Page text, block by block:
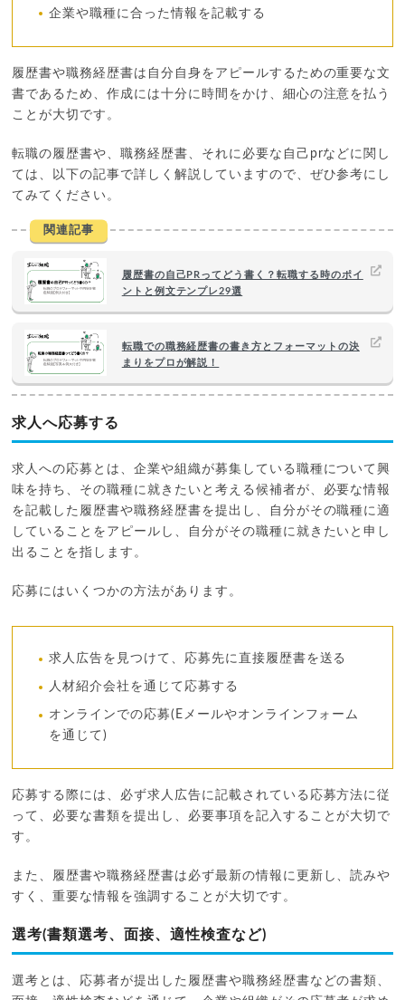
企業や職種に合った情報を記載する
履歴書や職務経歴書は自分自身をアピールするための重要な文
書であるため、作成には十分に時間をかけ、細心の注意を払う
ことが大切です。
転職の履歴書や、職務経歴書、それに必要な自己prなどに関し
ては、以下の記事で詳しく解説していますので、ぜひ参考にし
てみてください。
関連記事
履歴書の自己PRってどう書く？転職する時のポイ
ントと例文テンプレ29選
転職での職務経歴書の書き方とフォーマットの決
まりをプロが解説！
求人へ応募する
求人への応募とは、企業や組織が募集している職種について興
味を持ち、その職種に就きたいと考える候補者が、必要な情報
を記載した履歴書や職務経歴書を提出し、自分がその職種に適
していることをアピールし、自分がその職種に就きたいと申し
出ることを指します。
応募にはいくつかの方法があります。
求人広告を見つけて、応募先に直接履歴書を送る
人材紹介会社を通じて応募する
オンラインでの応募(Eメールやオンラインフォーム
を通じて)
応募する際には、必ず求人広告に記載されている応募方法に従
って、必要な書類を提出し、必要事項を記入することが大切で
す。
また、履歴書や職務経歴書は必ず最新の情報に更新し、読みや
すく、重要な情報を強調することが大切です。
選考(書類選考、面接、適性検査など)
選考とは、応募者が提出した履歴書や職務経歴書などの書類、